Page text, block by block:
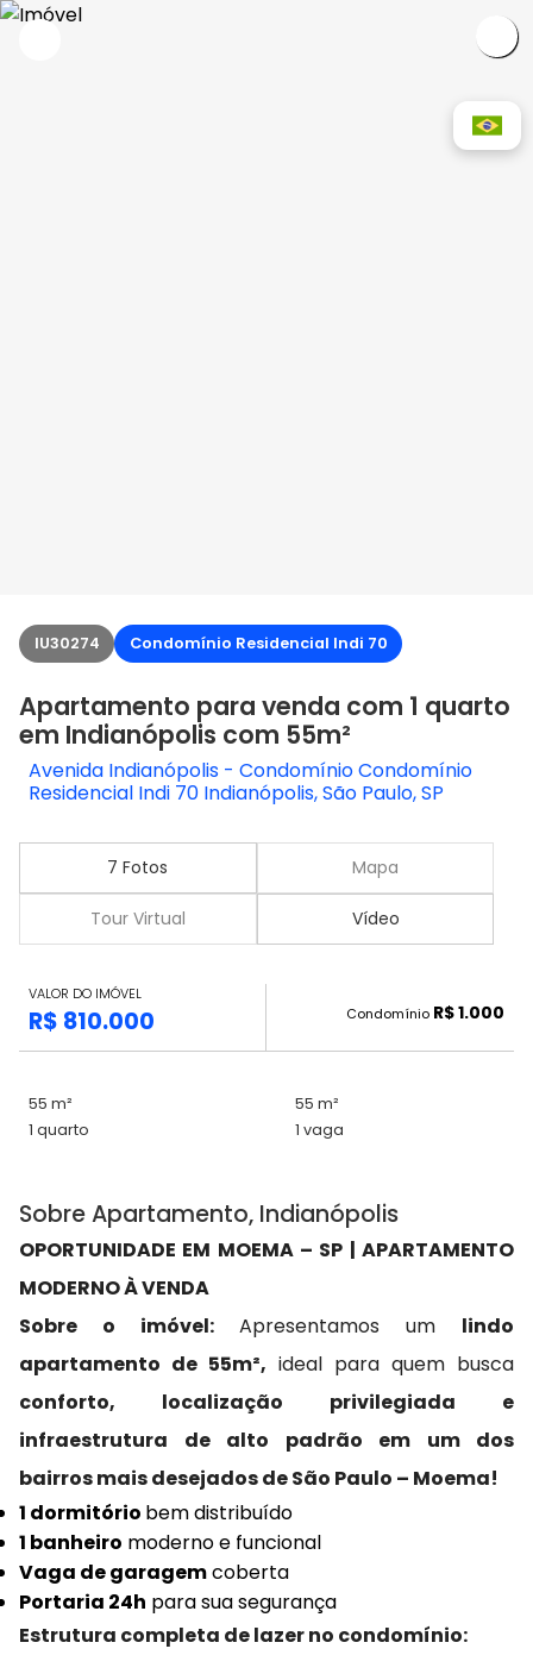
IU30274 Condomínio Residencial Indi 70
Apartamento para venda com 1 quarto
em Indianópolis com 55m²
Avenida Indianópolis - Condomínio Condomínio
Residencial Indi 70 Indianópolis, São Paulo, SP
7 Fotos Mapa
Tour Virtual Vídeo
VALOR DO IMÓVEL
R$ 810.000 Condomínio R$ 1.000
55 m²
55 m²
1 quarto
1 vaga
Sobre Apartamento, Indianópolis
OPORTUNIDADE EM MOEMA – SP | APARTAMENTO
MODERNO À VENDA
Sobre o imóvel: Apresentamos um lindo
apartamento de 55m², ideal para quem busca
conforto, localização privilegiada e
infraestrutura de alto padrão em um dos
bairros mais desejados de São Paulo – Moema!
1 dormitório bem distribuído
1 banheiro moderno e funcional
Vaga de garagemcoberta
Portaria 24h para sua segurança
Estrutura completa de lazer no condomínio: